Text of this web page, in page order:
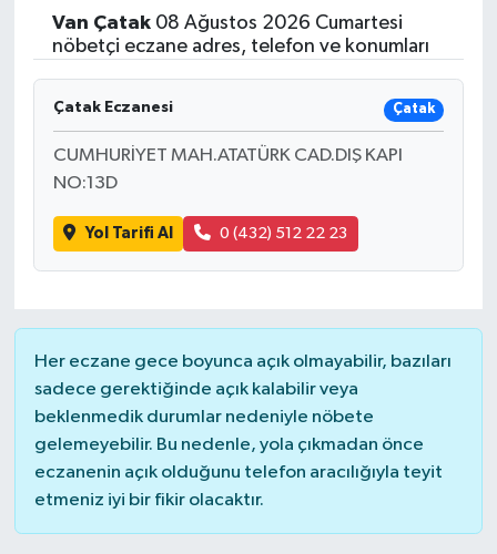
Van Çatak08 Ağustos 2026 Cumartesi
nöbetçi eczane adres, telefon ve konumları
Çatak Eczanesi Çatak
CUMHURİYET MAH.ATATÜRK CAD.DIŞ KAPI
NO:13D
Yol Tarifi Al 0 (432) 512 22 23
Her eczane gece boyunca açık olmayabilir, bazıları
sadece gerektiğinde açık kalabilir veya
beklenmedik durumlar nedeniyle nöbete
gelemeyebilir. Bu nedenle, yola çıkmadan önce
eczanenin açık olduğunu telefon aracılığıyla teyit
etmeniz iyi bir fikir olacaktır.
Yaşam